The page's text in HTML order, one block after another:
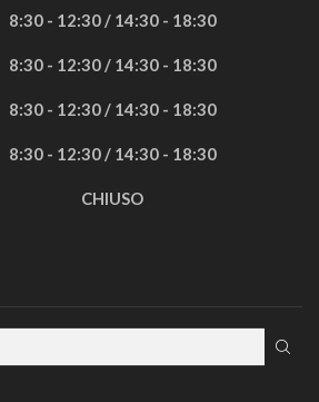
8:30 - 12:30 / 14:30 - 18:30
8:30 - 12:30 / 14:30 - 18:30
8:30 - 12:30 / 14:30 - 18:30
8:30 - 12:30 / 14:30 - 18:30
CHIUSO